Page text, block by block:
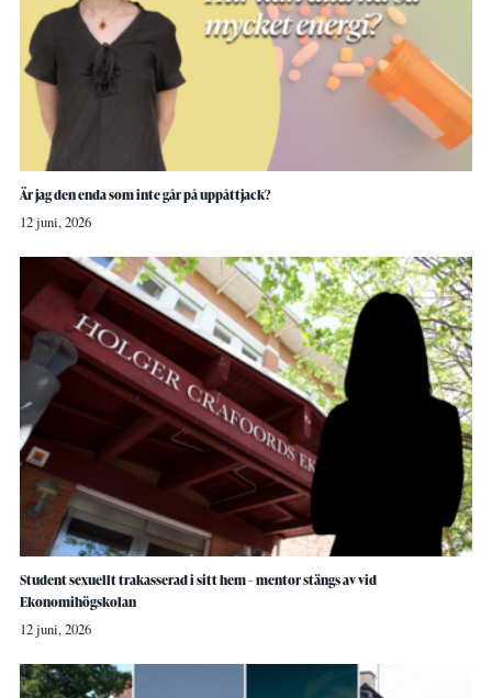
Är jag den enda som inte går på uppåttjack?
12 juni, 2026
Student sexuellt trakasserad i sitt hem – mentor stängs av vid
Ekonomihögskolan
12 juni, 2026